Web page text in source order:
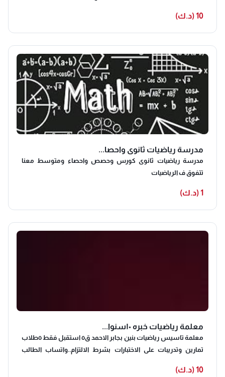
والنجاح الدائم
10 (د.ك)
مدرسة رياضيات ثانوى واحصا...
مدرسة رياضيات ثانوى كورس وحصص واحصاء ومتوسط معنا
تتفوق ف الرياضيات
1 (د.ك)
معلمة رياضيات خبره ١٠سنوا...
معلمة تاسيس رياضيات بنين بجابر الاحمد ق٥ استقبل فقط ٥طلاب
تمارين وتدريبات على الاختبارات بشرط الالتزام..واتساب الطالب
10 (د.ك)